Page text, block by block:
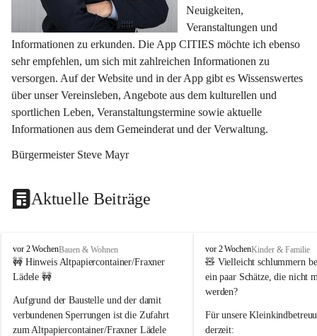
Neuigkeiten,
Veranstaltungen und
Informationen zu erkunden. Die App CITIES möchte ich ebenso
sehr empfehlen, um sich mit zahlreichen Informationen zu
versorgen. Auf der Website und in der App gibt es Wissenswertes
über unser Vereinsleben, Angebote aus dem kulturellen und
sportlichen Leben, Veranstaltungstermine sowie aktuelle
Informationen aus dem Gemeinderat und der Verwaltung.
Bürgermeister Steve Mayr
Aktuelle Beiträge
F
r
a
e
r
n
vor 2 WochenBauen & Wohnen
🚧 Hinweis Altpapiercontainer/Fraxner
Lädele 🚧
Aufgrund der Baustelle und der damit
verbundenen Sperrungen ist die Zufahrt
zum Altpapiercontainer/Fraxner Lädele
F
r
a
x
r
n
vor 2 WochenKinder & Familie
🧸 Vielleicht schlummern
ein paar Schätze, die nicht
werden?
Für unsere
derzeit: